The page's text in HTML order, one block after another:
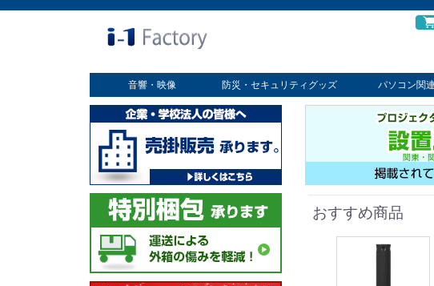
音響・映像
業務用ディスプレイ
プロジェクター
放送・業務用映像システム
書画カメラ
スクリーン
オプション
防災・セキュリティグッズ
セキュリティグッズ
防災グッズ
パソコン関連
パソコン
タブレット
PCパーツ
コンソール
ケーブル
切替器・延長器
伝送器
コンバータ
その他
おすすめ商品